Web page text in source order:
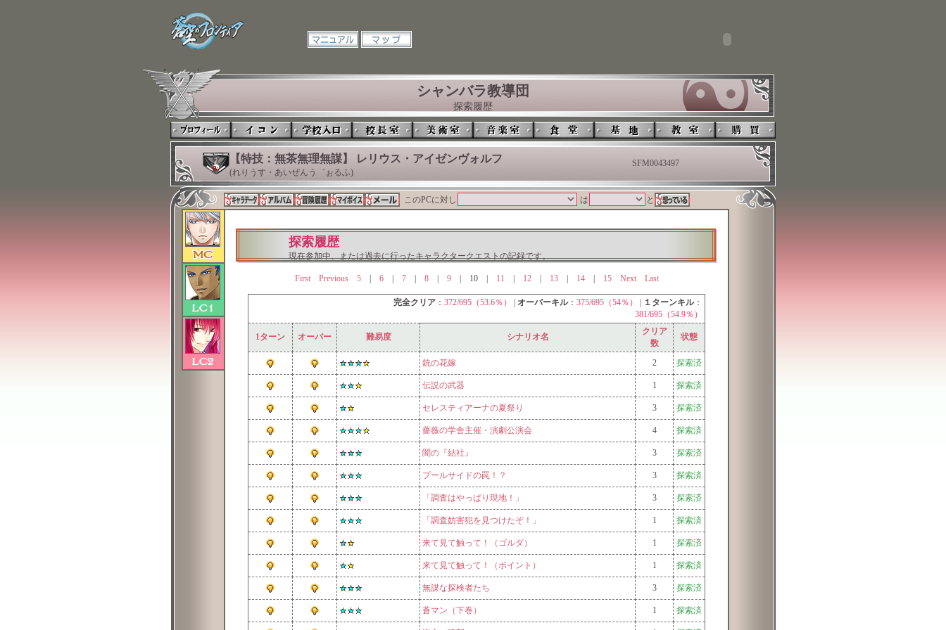
シャンバラ教導団
探索履歴
【特技：無茶無理無謀】 レリウス・アイゼンヴォルフ
(れりうす・あいぜんう゛ぉるふ)
SFM0043497
このPCに対し は と
探索履歴
現在参加中、または過去に行ったキャラクタークエストの記録です。
First Previous 5| 6| 7| 8| 9| 10| 11 12| 13| 14| 15 Next Last
完全クリア ： 372/695（53.6％） オーバーキル： 375/695（54％） １ターンキル：
381/695（54.9％）
1ターン オーバー 難易度 シナリオ名
クリア
数
状態
銃の花嫁 2 探索済
伝説の武器 1 探索済
セレスティアーナの夏祭り 3 探索済
薔薇の学舎主催・演劇公演会 4 探索済
闇の『結社』 3 探索済
プールサイドの罠！？ 3 探索済
「調査はやっぱり現地！」 3 探索済
「調査妨害犯を見つけたぞ！」 1 探索済
来て見て触って！（ゴルダ） 1 探索済
来て見て触って！（ポイント） 1 探索済
無謀な探検者たち 3 探索済
蒼マン（下巻） 1 探索済